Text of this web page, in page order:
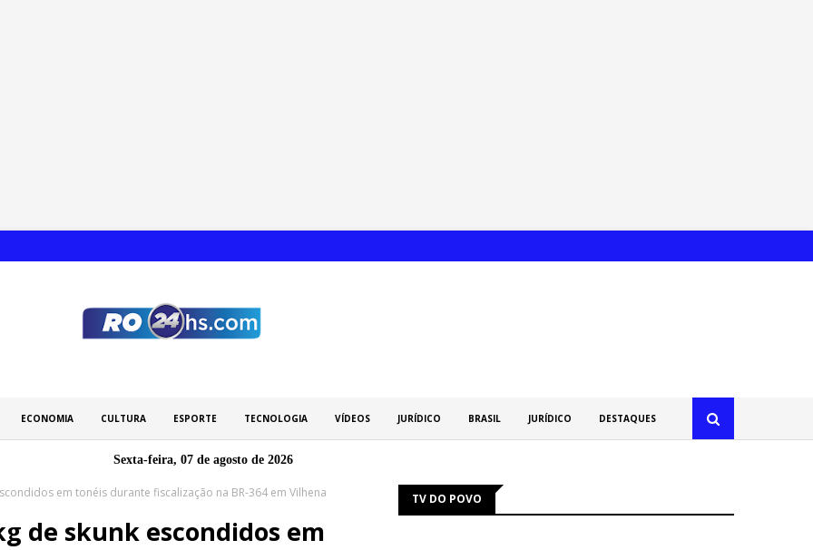
ECONOMIA CULTURA ESPORTE TECNOLOGIA VÍDEOS JURÍDICO BRASIL JURÍDICO DESTAQUES
Sexta-feira, 07 de agosto de 2026
em tonéis durante fiscalização na BR-364 em Vilhena
de skunk escondidos em
TV DO POVO